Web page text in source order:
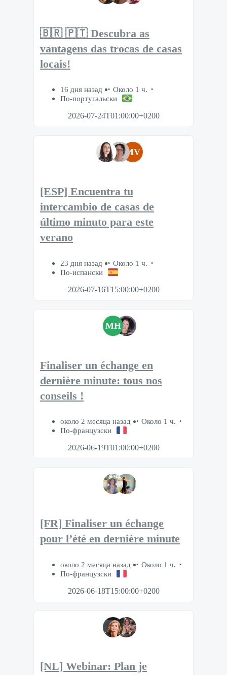
🇧🇷 🇵🇹 Descubra as
vantagens das trocas de casas
locais!
16 дня назад
Около 1 ч.
По-португальски
2026-07-24T01:00:00+0200
MV
[ESP] Encuentra tu
intercambio de casas de
último minuto para este
verano
23 дня назад
Около 1 ч.
По-испански
2026-07-16T15:00:00+0200
MH
Finaliser un échange en
dernière minute: tous nos
conseils !
около 2 месяца назад
Около 1 ч.
По-французски
2026-06-19T01:00:00+0200
[FR] Finaliser un échange
pour l’été en dernière minute
около 2 месяца назад
Около 1 ч.
По-французски
2026-06-18T15:00:00+0200
[NL] Webinar: Plan je